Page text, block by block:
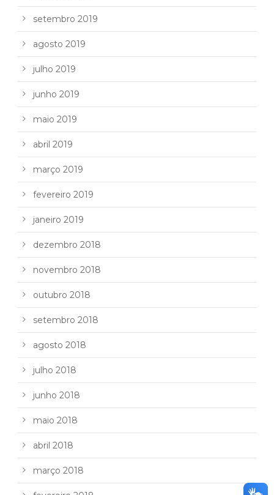
setembro 2019
agosto 2019
julho 2019
junho 2019
maio 2019
abril 2019
março 2019
fevereiro 2019
janeiro 2019
dezembro 2018
novembro 2018
outubro 2018
setembro 2018
agosto 2018
julho 2018
junho 2018
maio 2018
abril 2018
março 2018